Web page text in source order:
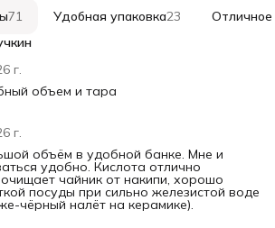
71 Удобная упаковка23
Отличное
г.
объем и тара
г.
объём в удобной банке. Мне и
удобно. Кислота отлично
чайник от накипи, хорошо
посуды при сильно железистой воде
чёрный налёт на керамике).